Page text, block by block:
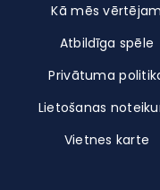
Kā mēs vērtējam
Atbildīga spēle
Privātuma
Lietošanas
Vietnes karte